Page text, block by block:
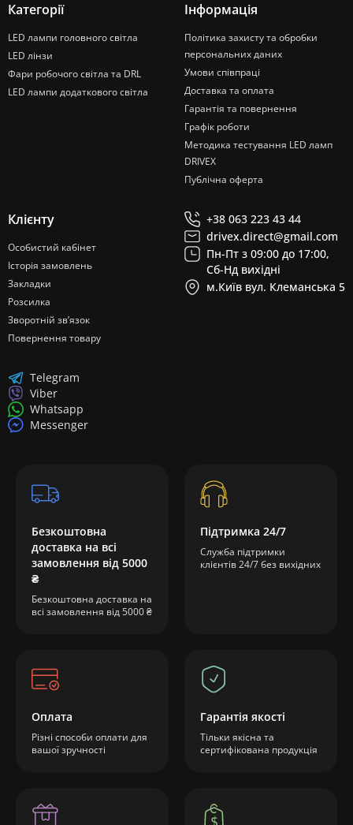
Категорії
LED лампи головного світла
LED лінзи
Фари робочого світла та DRL
LED лампи додаткового світла
Інформація
Політика захисту та обробки
персональних даних
Умови співпраці
Доставка та оплата
Гарантія та повернення
Графік роботи
Методика тестування LED ламп
DRIVEX
Публічна оферта
Клієнту
Особистий кабінет
Історія замовлень
Закладки
Розсилка
Зворотній зв’язок
Повернення товару
+38 063 223 43 44
drivex.direct@gmail.com
Пн-Пт з 09:00 до 17:00,
Сб-Нд вихідні
м.Київ вул. Клеманська 5
Telegram
Viber
Whatsapp
Messenger
Безкоштовна
доставка на всі
замовлення від 5000
₴
Безкоштовна доставка на
всі замовлення від 5000 ₴
Підтримка 24/7
Служба підтримки
клієнтів 24/7 без вихідних
Оплата
Різні способи оплати для
вашої зручності
Гарантія якості
Тільки якісна та
сертифікована продукція